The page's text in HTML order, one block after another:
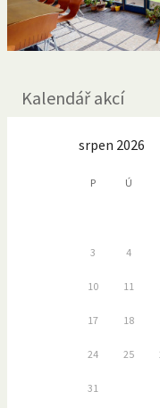
Kalendář akcí
srpen 2026
P Ú
3 4
10 11
17 18
24 25
31